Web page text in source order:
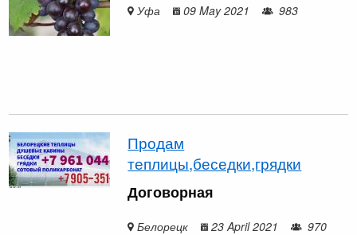
Уфа 09 May 2021 983
Продам
теплицы,беседки,грядки
Договорная
Белорецк 23 April 2021 970